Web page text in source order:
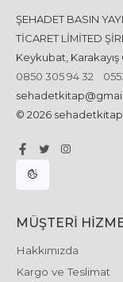
ŞEHADET BASIN
TİCARET LİMİTED
Keykubat, Karakayış
0850 305 94 32
© 2026
MÜŞTERI
Hakkımızda
Kargo ve Teslimat